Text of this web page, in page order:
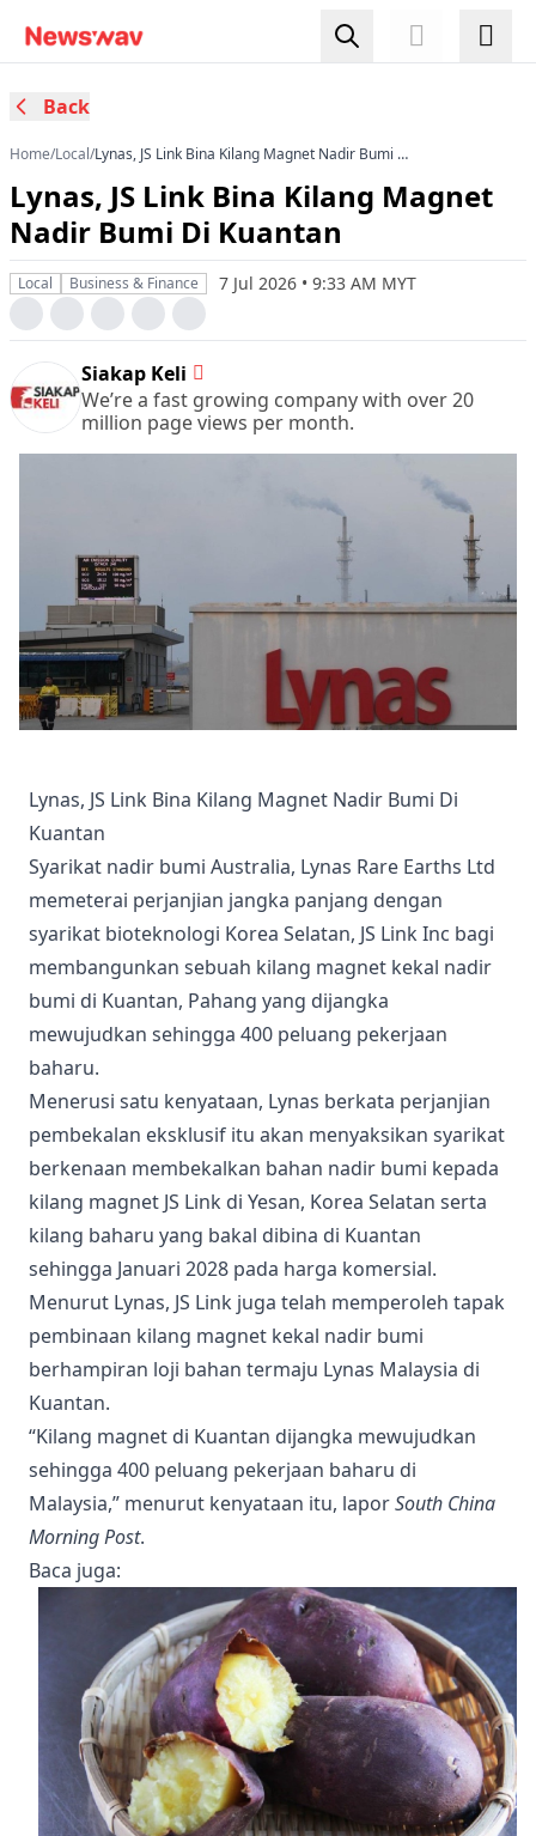
Back
Home/Local/Lynas, JS Link Bina Kilang Magnet Nadir Bumi Di
Lynas, JS Link Bina Kilang Magnet
Nadir Bumi Di Kuantan
Local Business & Finance 7 Jul 2026 • 9:33 AM MYT
Siakap Keli
We’re a fast growing company with over 20
million page views per month.
Lynas, JS Link Bina Kilang Magnet Nadir Bumi Di
Kuantan
Syarikat nadir bumi Australia, Lynas Rare Earths Ltd
memeterai perjanjian jangka panjang dengan
syarikat bioteknologi Korea Selatan, JS Link Inc bagi
membangunkan sebuah kilang magnet kekal nadir
bumi di Kuantan, Pahang yang dijangka
mewujudkan sehingga 400 peluang pekerjaan
baharu.
Menerusi satu kenyataan, Lynas berkata perjanjian
pembekalan eksklusif itu akan menyaksikan syarikat
berkenaan membekalkan bahan nadir bumi kepada
kilang magnet JS Link di Yesan, Korea Selatan serta
kilang baharu yang bakal dibina di Kuantan
sehingga Januari 2028 pada harga komersial.
Menurut Lynas, JS Link juga telah memperoleh tapak
pembinaan kilang magnet kekal nadir bumi
berhampiran loji bahan termaju Lynas Malaysia di
Kuantan.
“Kilang magnet di Kuantan dijangka mewujudkan
sehingga 400 peluang pekerjaan baharu di
Malaysia,” menurut kenyataan itu, laporSouth China
Morning Post.
Baca juga: